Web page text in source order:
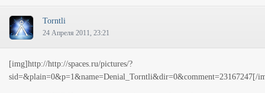
Torntli
24 Апреля 2011, 23:21
[img]http://http://spaces.ru/pictures/?
sid=&plain=0&p=1&name=Denial_Torntli&dir=0&comment=23167247[/